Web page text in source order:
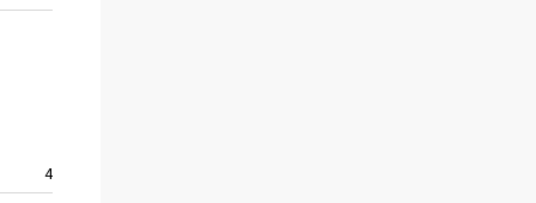
4,5